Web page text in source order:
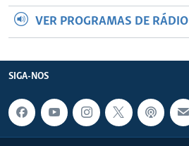
VER PROGRAMAS DE RÁDIO
SIGA-NOS